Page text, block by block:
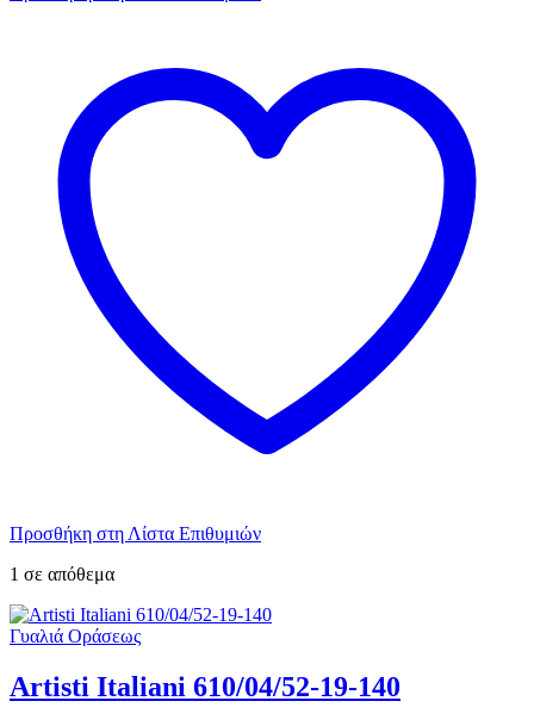
Προσθήκη στη Λίστα Επιθυμιών
1 σε απόθεμα
Γυαλιά Οράσεως
Artisti Italiani 610/04/52-19-140